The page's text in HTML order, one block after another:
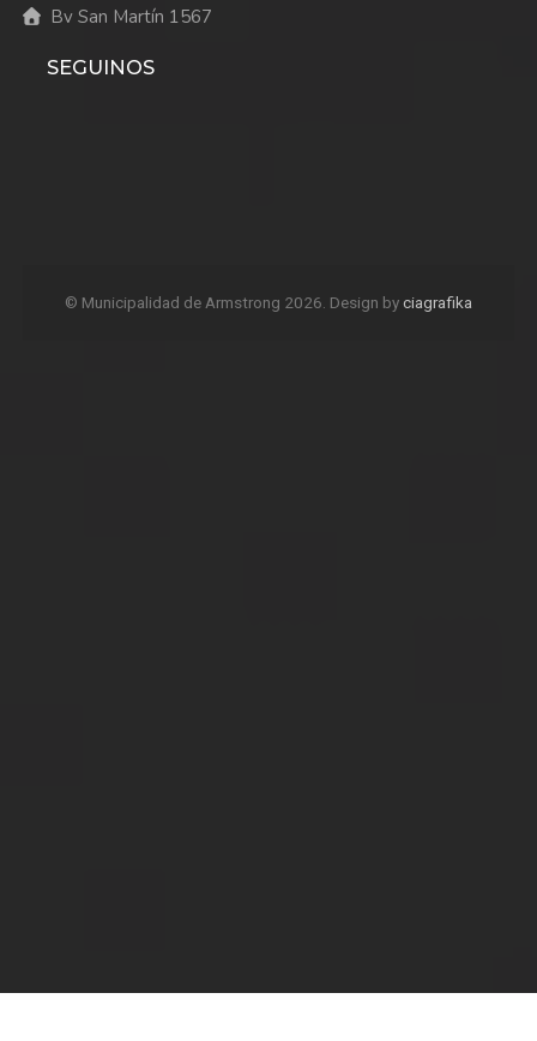
Bv San Martín 1567
SEGUINOS
© Municipalidad de Armstrong 2026. Design byciagrafika